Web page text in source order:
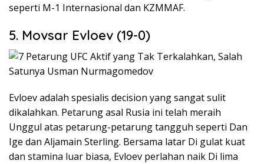
seperti M-1 Internasional dan KZMMAF.
5. Movsar Evloev (19-0)
Evloev adalah spesialis decision yang sangat sulit
dikalahkan. Petarung asal Rusia ini telah meraih
Unggul atas petarung-petarung tangguh seperti Dan
Ige dan Aljamain Sterling. Bersama latar Di gulat kuat
dan stamina luar biasa, Evloev perlahan naik Di lima